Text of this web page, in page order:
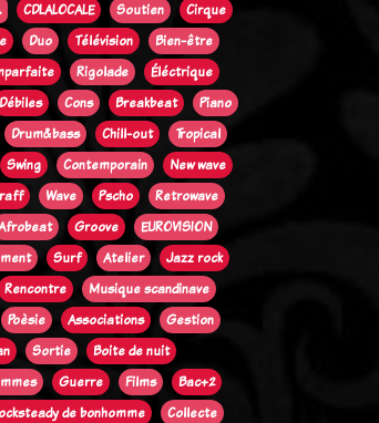
. CDLALOCALE Soutien
Cirque
Duo Télévision
Bien-être
Rigolade
Éléctrique
Débiles Cons Breakbeat
Piano
Drum&bass Chill-out
Tropical
Swing Contemporain
New wave
Wave Pscho
Retrowave
Groove
EUROVISION
Surf Atelier
Jazz rock
Rencontre
Musique scandinave
Poèsie Associations
Gestion
Sortie
Boite de nuit
Guerre Films
Bac+2
de bonhomme
Collecte